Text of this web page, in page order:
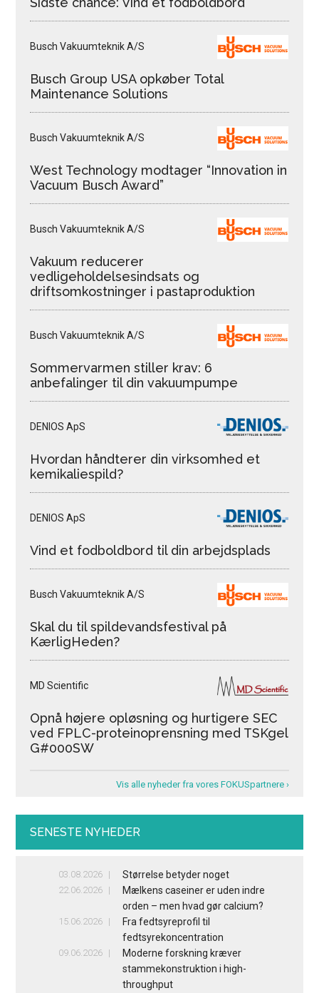
Busch Vakuumteknik A/S
Busch Group USA opkøber Total
Maintenance Solutions
Busch Vakuumteknik A/S
West Technology modtager “Innovation in
Vacuum Busch Award”
Busch Vakuumteknik A/S
Vakuum reducerer
vedligeholdelsesindsats og
driftsomkostninger i pastaproduktion
Busch Vakuumteknik A/S
Sommervarmen stiller krav: 6
anbefalinger til din vakuumpumpe
DENIOS ApS
Hvordan håndterer din virksomhed et
kemikaliespild?
DENIOS ApS
Vind et fodboldbord til din arbejdsplads
Busch Vakuumteknik A/S
Skal du til spildevandsfestival på
KærligHeden?
MD Scientific
Opnå højere opløsning og hurtigere SEC
ved FPLC-proteinoprensning med TSKgel
G#000SW
Vis alle nyheder fra vores FOKUSpartnere ›
SENESTE NYHEDER
03.08.2026 Størrelse betyder noget
22.06.2026
Mælkens caseiner er uden indre
orden – men hvad gør calcium?
15.06.2026
Fra fedtsyreprofil til
fedtsyrekoncentration
09.06.2026
Moderne forskning kræver
stammekonstruktion i high-
throughput